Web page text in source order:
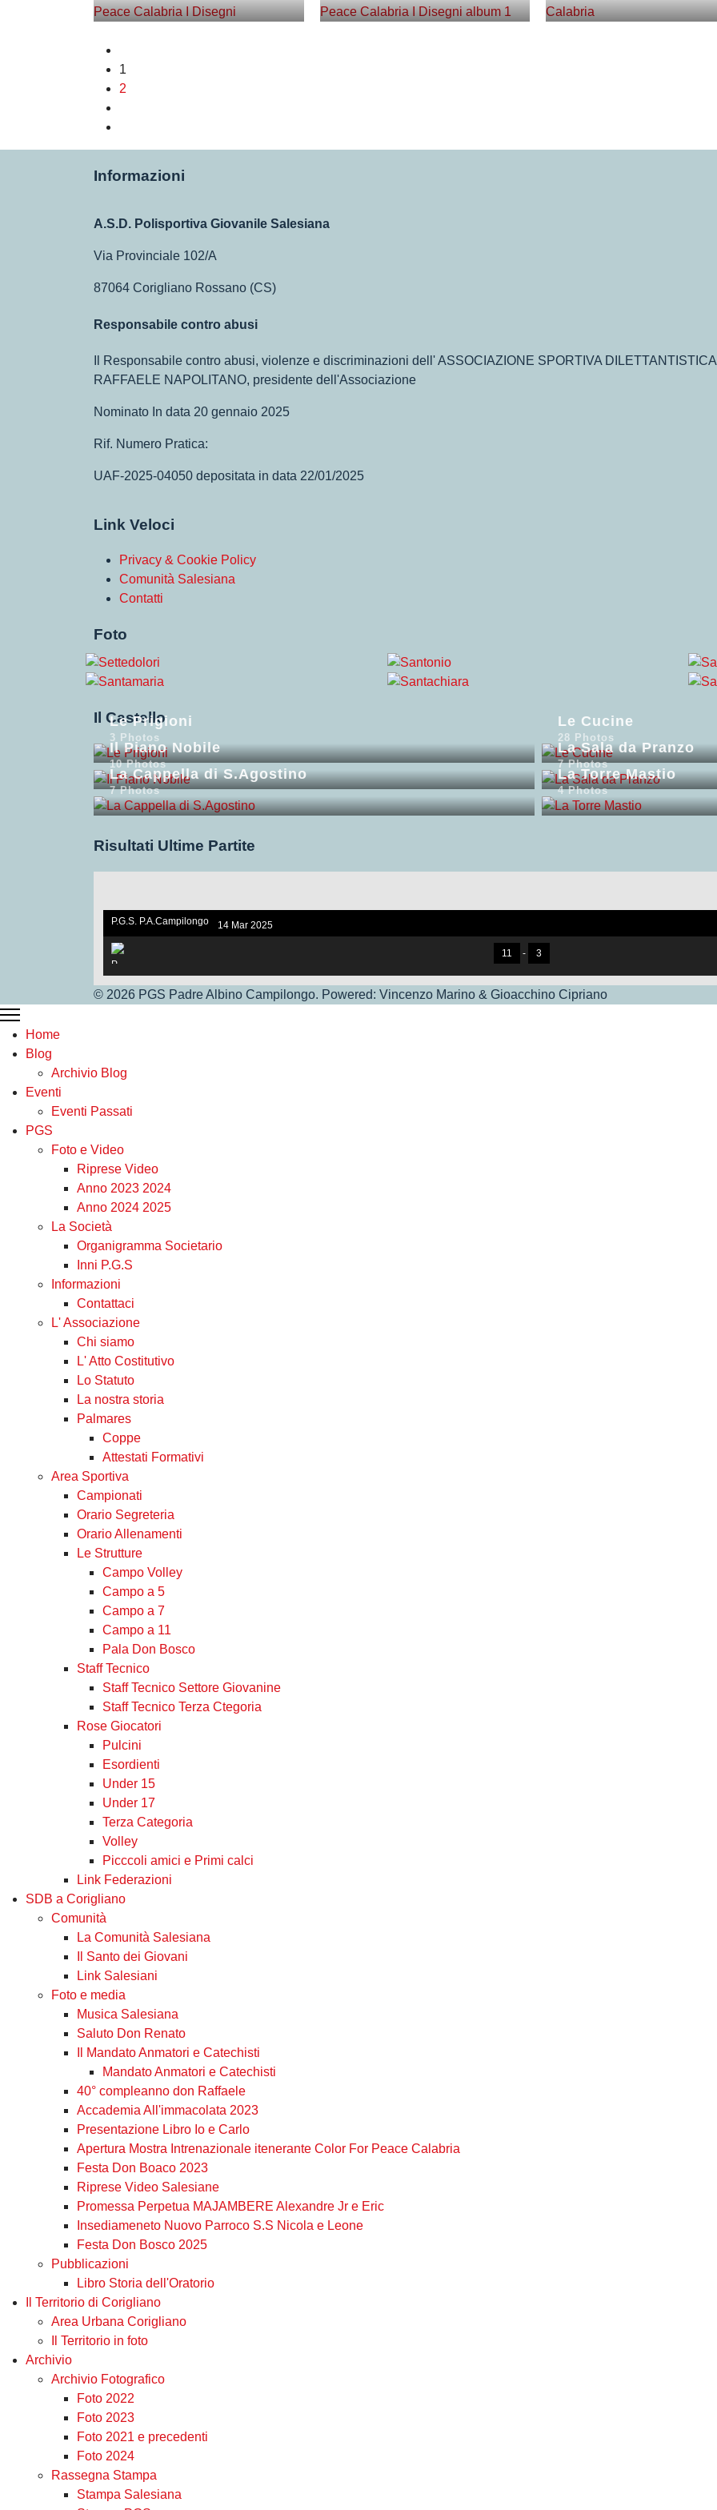
1
2
Informazioni
A.S.D. Polisportiva Giovanile Salesiana
Via Provinciale 102/A
87064 Corigliano Rossano (CS)
Responsabile contro abusi
Il Responsabile contro abusi, violenze e discriminazioni dell' ASSOCIAZIONE SPORTIVA
RAFFAELE NAPOLITANO, presidente dell'Associazione
Nominato In data 20 gennaio 2025
Rif. Numero Pratica:
UAF-2025-04050 depositata in data 22/01/2025
Link Veloci
Privacy & Cookie Policy
Comunità Salesiana
Contatti
Foto
Il Castello
Le Prigioni
3 Photos
Le Cucine
28 Photos
Il Piano Nobile
10 Photos
La Sala da Pranzo
7 Photos
La Cappella di S.Agostino
7 Photos
La Torre Mastio
4 Photos
Risultati Ultime Partite
P.G.S. P.A.Campilongo
under 17. V.S Vigor Ros
sano
14 Mar 2025
11 - 3
© 2026 PGS Padre Albino Campilongo. Powered: Vincenzo Marino & Gioacchino Cipriano
Home
Blog
Archivio Blog
Eventi
Eventi Passati
PGS
Foto e Video
Riprese Video
Anno 2023 2024
Anno 2024 2025
La Società
Organigramma Societario
Inni P.G.S
Informazioni
Contattaci
L' Associazione
Chi siamo
L' Atto Costitutivo
Lo Statuto
La nostra storia
Palmares
Coppe
Attestati Formativi
Area Sportiva
Campionati
Orario Segreteria
Orario Allenamenti
Le Strutture
Campo Volley
Campo a 5
Campo a 7
Campo a 11
Pala Don Bosco
Staff Tecnico
Staff Tecnico Settore Giovanine
Staff Tecnico Terza Ctegoria
Rose Giocatori
Pulcini
Esordienti
Under 15
Under 17
Terza Categoria
Volley
Picccoli amici e Primi calci
Link Federazioni
SDB a Corigliano
Comunità
La Comunità Salesiana
Il Santo dei Giovani
Link Salesiani
Foto e media
Musica Salesiana
Saluto Don Renato
Il Mandato Anmatori e Catechisti
Mandato Anmatori e Catechisti
40° compleanno don Raffaele
Accademia All'immacolata 2023
Presentazione Libro Io e Carlo
Apertura Mostra Intrenazionale itenerante Color For Peace Calabria
Festa Don Boaco 2023
Riprese Video Salesiane
Promessa Perpetua MAJAMBERE Alexandre Jr e Eric
Insediameneto Nuovo Parroco S.S Nicola e Leone
Festa Don Bosco 2025
Pubblicazioni
Libro Storia dell'Oratorio
Il Territorio di Corigliano
Area Urbana Corigliano
Il Territorio in foto
Archivio
Archivio Fotografico
Foto 2022
Foto 2023
Foto 2021 e precedenti
Foto 2024
Rassegna Stampa
Stampa Salesiana